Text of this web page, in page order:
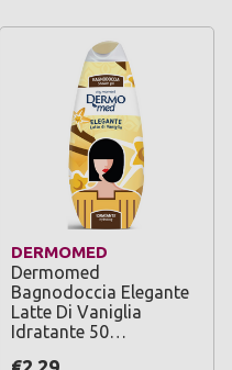
DERMOMED
Dermomed
Bagnodoccia Elegante
Latte Di Vaniglia
Idratante 50…